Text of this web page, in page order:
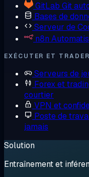
GitLab Git
Bases de
Serveur de
n8n
EXÉCUTER ET TRADER
Serveurs de
Forex et
courtier
VPN et
Poste de
jamais
Solution
Entraînement et